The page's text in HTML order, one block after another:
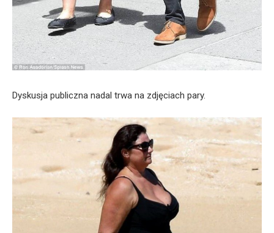
Dyskusja publiczna nadal trwa na zdjęciach pary.